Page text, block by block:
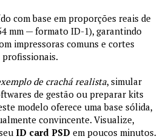
com base em proporções reais de
mm — formato ID-1), garantindo
impressoras comuns e cortes
profissionais.
de crachá realista, simular
de gestão ou preparar kits
modelo oferece uma base sólida,
convincente. Visualize,
ID card PSD em poucos minutos.